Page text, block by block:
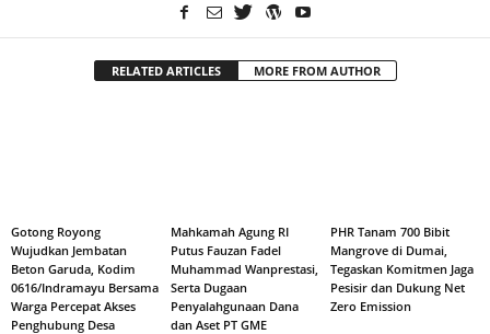
RELATED ARTICLES MORE FROM AUTHOR
Gotong Royong
Wujudkan Jembatan
Beton Garuda, Kodim
0616/Indramayu Bersama
Warga Percepat Akses
Penghubung Desa
Mahkamah Agung RI
Putus Fauzan Fadel
Muhammad Wanprestasi,
Serta Dugaan
Penyalahgunaan Dana
dan Aset PT GME
PHR Tanam 700 Bibit
Mangrove di Dumai,
Tegaskan Komitmen Jaga
Pesisir dan Dukung Net
Zero Emission